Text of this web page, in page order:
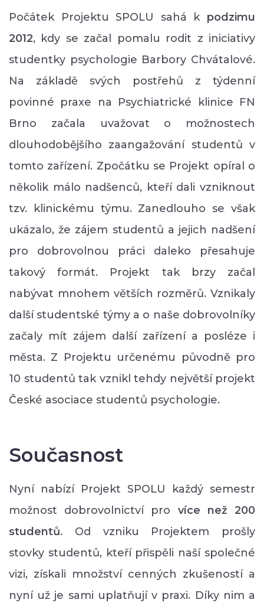
Počátek Projektu SPOLU sahá k podzimu
2012, kdy se začal pomalu rodit z iniciativy
studentky psychologie Barbory Chvátalové.
Na základě svých postřehů z týdenní
povinné praxe na Psychiatrické klinice FN
Brno začala uvažovat o možnostech
dlouhodobějšího zaangažování studentů v
tomto zařízení. Zpočátku se Projekt opíral o
několik málo nadšenců, kteří dali vzniknout
tzv. klinickému týmu. Zanedlouho se však
ukázalo, že zájem studentů a jejich nadšení
pro dobrovolnou práci daleko přesahuje
takový formát. Projekt tak brzy začal
nabývat mnohem větších rozměrů. Vznikaly
další studentské týmy a o naše dobrovolníky
začaly mít zájem další zařízení a posléze i
města. Z Projektu určenému původně pro
10 studentů tak vznikl tehdy největší projekt
České asociace studentů psychologie.
Současnost
Nyní nabízí Projekt SPOLU každý semestr
možnost dobrovolnictví pro více než 200
studentů. Od vzniku Projektem prošly
stovky studentů, kteří přispěli naší společné
vizi, získali množství cenných zkušeností a
nyní už je sami uplatňují v praxi. Díky nim a